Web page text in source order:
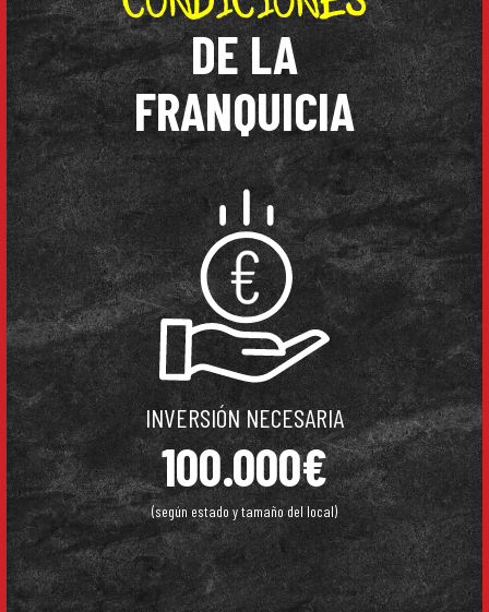
DE LA
FRANQUICIA
INVERSIÓN NECESARIA
100.000€
(según estado y tamaño del local)